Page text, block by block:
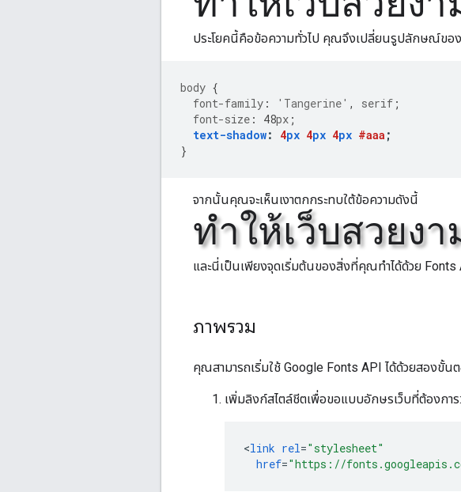
ประโยคนี้คือข้อความทั่วไป คุณจึงเปลี่ยนรูปลักษณ์ของ
body {
font-family : 'Tangerine' , serif ;
font-size : 48px ;
text-shadow: 4px 4px 4px #aaa ;
}
จากนั้นคุณจะเห็นเงาตกกระทบใต้ข้อความดังนี้
ทำให้เว็บสวยงา
และนี่เป็นเพียงจุดเริ่มต้นของสิ่งที่คุณทำได้ด้วย Fonts
ภาพรวม
คุณสามารถเริ่มใช้ Google Fonts API ได้ด้วยสองขั้น
เพิ่มลิงก์สไตล์ชีตเพื่อขอแบบอักษรเว็บที่ต้องการ:
<link rel="stylesheet"
href="https://